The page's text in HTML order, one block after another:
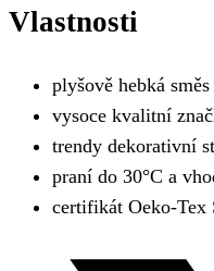
Vlastnosti
plyšově hebká
vysoce kvalitní
trendy dekorativní
praní do 30°C a
certifikát Oeko-Tex